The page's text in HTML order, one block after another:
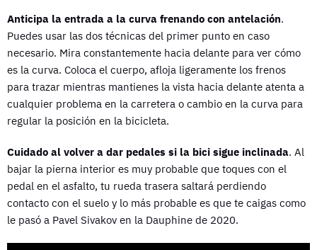
Anticipa la entrada a la curva frenando con antelación.
Puedes usar las dos técnicas del primer punto en caso
necesario. Mira constantemente hacia delante para ver cómo
es la curva. Coloca el cuerpo, afloja ligeramente los frenos
para trazar mientras mantienes la vista hacia delante atenta a
cualquier problema en la carretera o cambio en la curva para
regular la posición en la bicicleta.
Cuidado al volver a dar pedales si la bici sigue inclinada. Al
bajar la pierna interior es muy probable que toques con el
pedal en el asfalto, tu rueda trasera saltará perdiendo
contacto con el suelo y lo más probable es que te caigas como
le pasó a Pavel Sivakov en la Dauphine de 2020.